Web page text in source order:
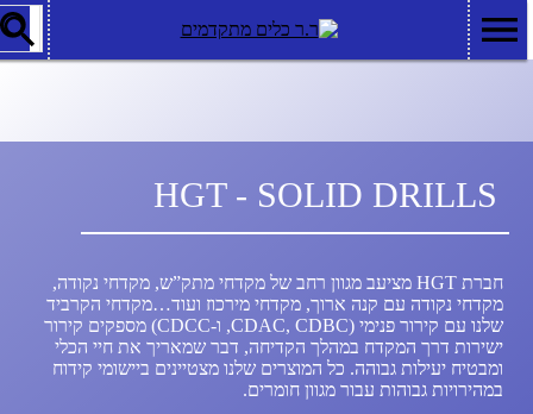
HGT - SOLID DRILLS
חברת HGT מציעב מגוון רחב של מקדחי מתק”ש, מקדחי נקודה,
מקדחי נקודה עם קנה ארוך, מקדחי מירכוז ועוד…מקדחי הקרביד
שלנו עם קירור פנימי (CDAC, CDBC, ו-CDCC) מספקים קירור
ישירות דרך המקדח במהלך הקדיחה, דבר שמאריך את חיי הכלי
ומבטיח יעילות גבוהה. כל המוצרים שלנו מצטיינים ביישומי קידוח
במהירויות גבוהות עבור מגוון חומרים.